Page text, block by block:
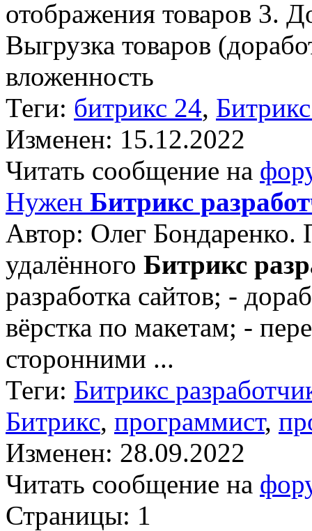
отображения товаров 3.
Выгрузка товаров
вложенность
Теги: битрикс 24,
Изменен: 15.12.2022
Читать сообщение на
Нужен Битрикс
Автор: Олег
удалённого Битрикс
разработка сайтов; -
вёрстка по макетам; -
сторонними ...
Теги: Битрикс
Битрикс, программист,
Изменен: 28.09.2022
Читать сообщение на
Страницы: 1